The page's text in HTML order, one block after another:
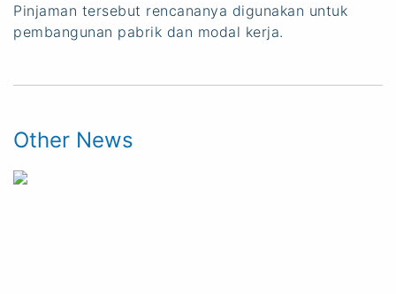
Pinjaman tersebut rencananya digunakan untuk
pembangunan pabrik dan modal kerja.
Other News